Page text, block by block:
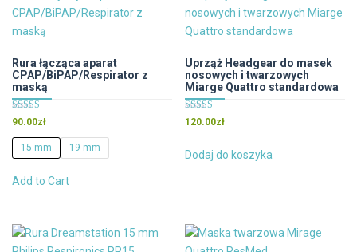
Rura łącząca aparat
CPAP/BiPAP/Respirator z
maską
Oceniono
5.00
na 5
90.00zł
15 mm 19 mm
Add to Cartprodukt
Uprząż Headgear do masek
nosowych i twarzowych
Miarge Quattro standardowa
Oceniono
4.67
120.00zł
Dodaj do koszyka